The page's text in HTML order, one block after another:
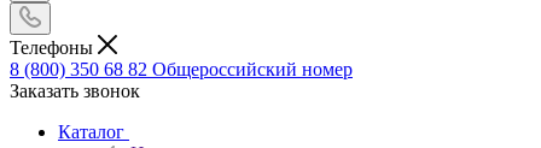
Телефоны
8 (800) 350 68 82 Общероссийский номер
Заказать звонок
Каталог